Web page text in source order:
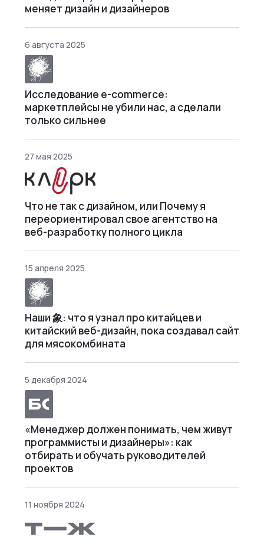
меняет дизайн и дизайнеров
6 августа 2025
Исследование e-commerce:
маркетплейсы не убили нас, а сделали
только сильнее
27 мая 2025
Что не так с дизайном, или Почему я
переориентировал свое агентство на
веб-разработку полного цикла
15 апреля 2025
Наши 象: что я узнал про китайцев и
китайский веб-дизайн, пока создавал сайт
для мясокомбината
5 декабря 2024
«Менеджер должен понимать, чем живут
программисты и дизайнеры»: как
отбирать и обучать руководителей
проектов
11 ноября 2024